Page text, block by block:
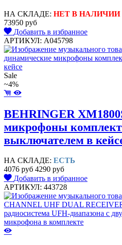
НА СКЛАДЕ: НЕТ В НАЛИЧИИ
73950 руб
Добавить в избранное
АРТИКУЛ: A045798
Sale
~4%
BEHRINGER
микрофоны
выключателем в
НА СКЛАДЕ: ЕСТЬ
4076 руб 4290 руб
Добавить в избранное
АРТИКУЛ: 443728